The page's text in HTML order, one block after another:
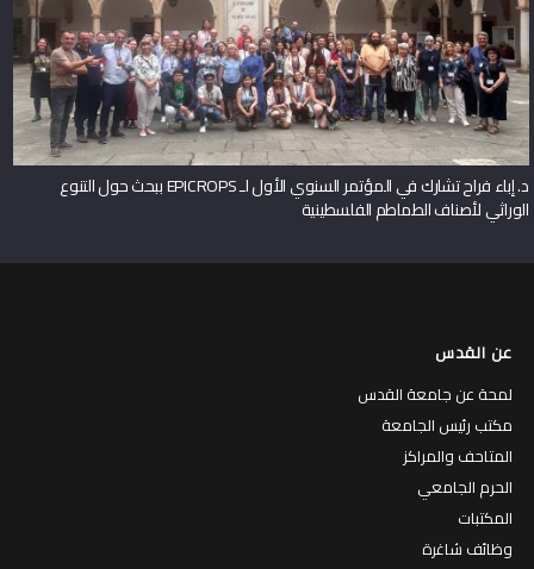
د. إباء فراح تشارك في المؤتمر السنوي الأول لـ EPICROPS ببحث حول التنوع
الوراثي لأصناف الطماطم الفلسطينية
عن القدس
لمحة عن جامعة القدس
مكتب رئيس الجامعة
المتاحف والمراكز
الحرم الجامعي
المكتبات
وظائف شاغرة